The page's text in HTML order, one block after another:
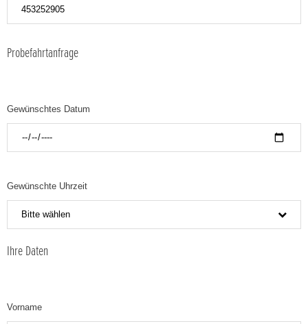
Probefahrtanfrage
Gewünschtes Datum
Gewünschte Uhrzeit
Bitte wählen
Ihre Daten
Vorname